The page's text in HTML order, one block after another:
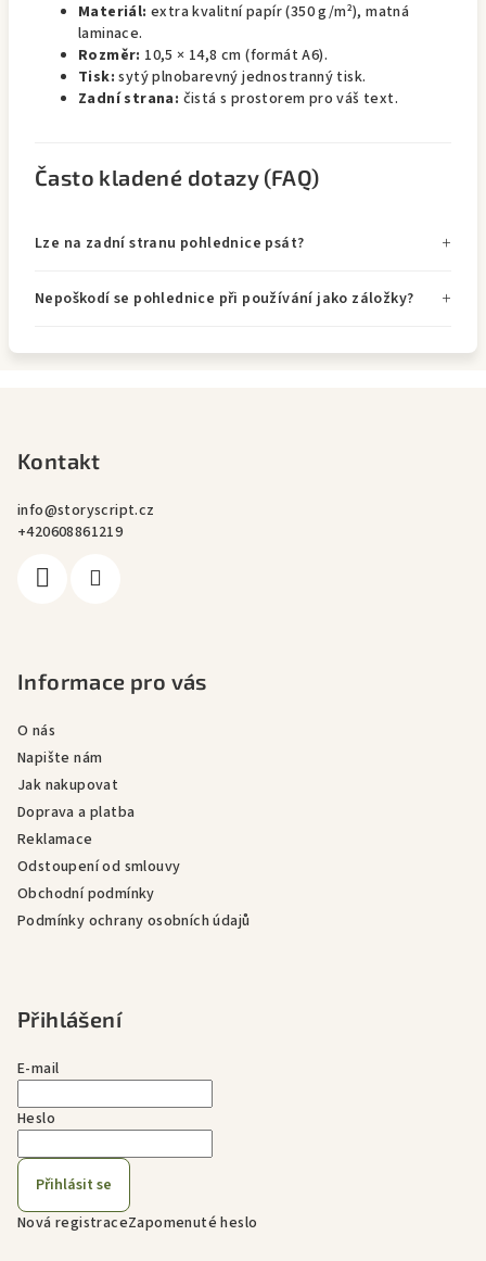
Materiál: extra kvalitní papír (350 g/m²), matná
laminace.
Rozměr: 10,5 × 14,8 cm (formát A6).
Tisk: sytý plnobarevný jednostranný tisk.
Zadní strana: čistá s prostorem pro váš text.
Často kladené dotazy (FAQ)
Lze na zadní stranu pohlednice psát?
Nepoškodí se pohlednice při používání jako záložky?
Kontakt
info@storyscript.cz
+420608861219
Informace pro vás
O nás
Napište nám
Jak nakupovat
Doprava a platba
Reklamace
Odstoupení od smlouvy
Obchodní podmínky
Podmínky ochrany osobních údajů
Přihlášení
E-mail
Heslo
Přihlásit se
Nová registraceZapomenuté heslo